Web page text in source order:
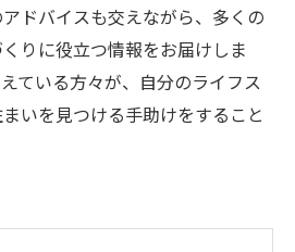
ドバイスも交えながら、多くの
りに役立つ情報をお届けしま
ている方々が、自分のライフス
いを見つける手助けをすること